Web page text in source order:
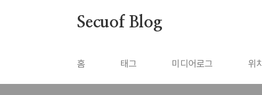
Secuof Blog
홈 태그 미디어로그 위